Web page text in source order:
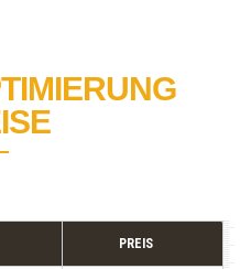
PREIS